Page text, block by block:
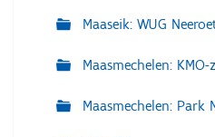
Maaseik: WUG
Maasmechelen:
Maasmechelen: Park